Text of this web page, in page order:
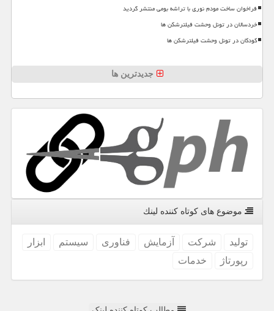
فراخوان ساخت مودم نوری با تراشه بومی منتشر گردید
خردسالان در تونل وحشت فیلترشکن ها
کودکان در تونل وحشت فیلترشکن ها
جدیدترین ها
موضوع های كوتاه كننده لینك
تولید شركت آزمایش فناوری سیستم
ابزار
رپورتاژ
خدمات